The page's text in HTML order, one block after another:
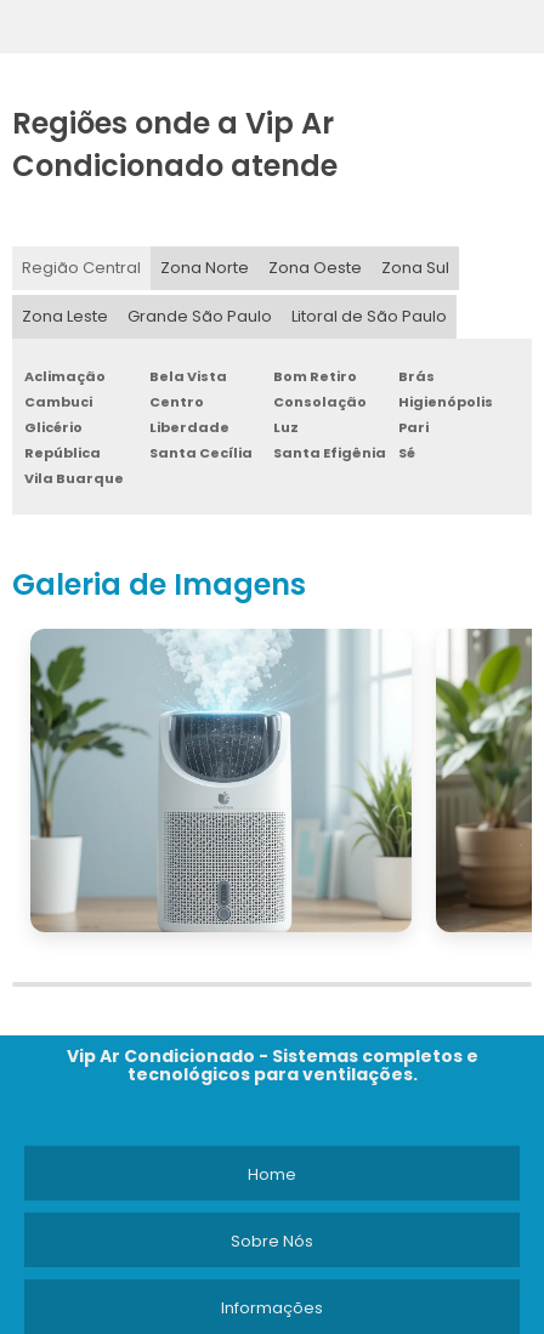
Regiões onde a Vip Ar
Condicionado atende
Região Central Zona Norte Zona Oeste Zona Sul
Zona Leste Grande São Paulo Litoral de São Paulo
Aclimação Bela Vista Bom Retiro
Brás
Cambuci
Centro Consolação
Higienópolis
Glicério
Liberdade Luz
Pari
República
Santa Cecília Santa Efigênia
Sé
Vila Buarque
Galeria de Imagens
Vip Ar Condicionado - Sistemas completos e
tecnológicos para ventilações.
Home
Sobre Nós
Informações